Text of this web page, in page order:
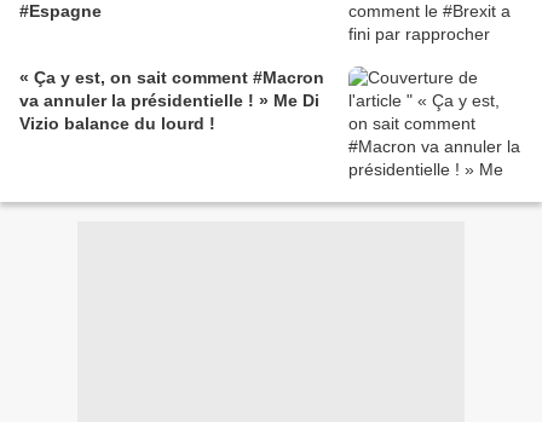
#Espagne
« Ça y est, on sait comment #Macron
va annuler la présidentielle ! » Me Di
Vizio balance du lourd !